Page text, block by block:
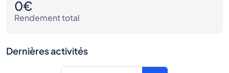
0€
Rendement total
Dernières activités